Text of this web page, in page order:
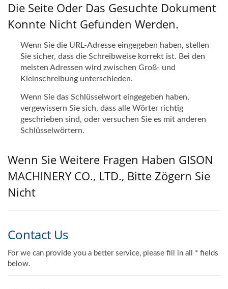
Die Seite Oder Das Gesuchte Dokument
Konnte Nicht Gefunden Werden.
Wenn Sie die URL-Adresse eingegeben haben, stellen
Sie sicher, dass die Schreibweise korrekt ist. Bei den
meisten Adressen wird zwischen Groß- und
Kleinschreibung unterschieden.
Wenn Sie das Schlüsselwort eingegeben haben,
vergewissern Sie sich, dass alle Wörter richtig
geschrieben sind, oder versuchen Sie es mit anderen
Schlüsselwörtern.
Wenn Sie Weitere Fragen Haben GISON
MACHINERY CO., LTD., Bitte Zögern Sie
Nicht